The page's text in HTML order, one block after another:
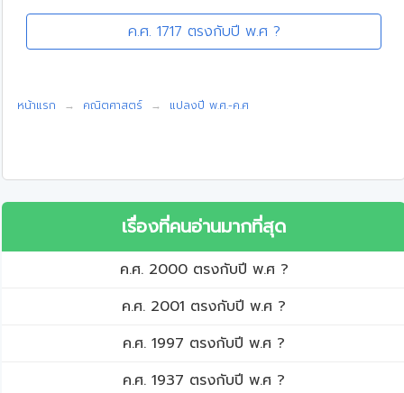
ค.ศ. 1717 ตรงกับปี พ.ศ ?
หน้าแรก คณิตศาสตร์ แปลงปี พ.ศ.-ค.ศ
เรื่องที่คนอ่านมากที่สุด
ค.ศ. 2000 ตรงกับปี พ.ศ ?
ค.ศ. 2001 ตรงกับปี พ.ศ ?
ค.ศ. 1997 ตรงกับปี พ.ศ ?
ค.ศ. 1937 ตรงกับปี พ.ศ ?